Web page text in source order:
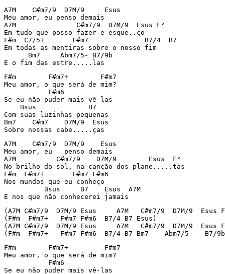
A7M    C#m7/9  D7M/9     Esus
Meu amor, eu penso demais
A7M               C#m7/9  D7M/9  Esus F°
Em tudo que posso fazer e esque..ço
F#m  C7/5+       F#m7              B7/4  B7
Em todas as mentiras sobre o nosso fim
      Bm7     Abm7/5- B7/9b
E o fim das estre.....las
F#m        F#m7+        F#m7
Meu amor, o que será de mim?
           F#m6
Se eu não puder mais vê-las
    Bsus             B7
Com suas luzinhas pequenas
Bm7    C#m7    D7M/9  Esus
Sobre nossas cabe.....ças
A7M    C#m7/9  D7M/9    Esus
Meu amor, eu   penso demais
A7M          C#m7/9    D7M/9        Esus  F°
No brilho do sol, na canção dos plane.....tas
F#m  F#m7+       F#m7 F#m6
Nos mundos que eu conheço
          Bsus     B7    Esus  A7M
E nos que não conhecerei jamais
(A7M C#m7/9  D7M/9 Esus     A7M   C#m7/9  D7M/9  Esus
(F#m  F#m7+   F#m7 F#m6  B7/4 B7 Esus)
(A7M C#m7/9  D7M/9 Esus     A7M   C#m7/9  D7M/9  Esus
(F#m  F#m7+   F#m7 F#m6  B7/4 B7 Bm7    Abm7/5-   B7/
F#m        F#m7+         F#m7
Meu amor, o que será de mim?
           F#m6
Se eu não puder mais vê-las